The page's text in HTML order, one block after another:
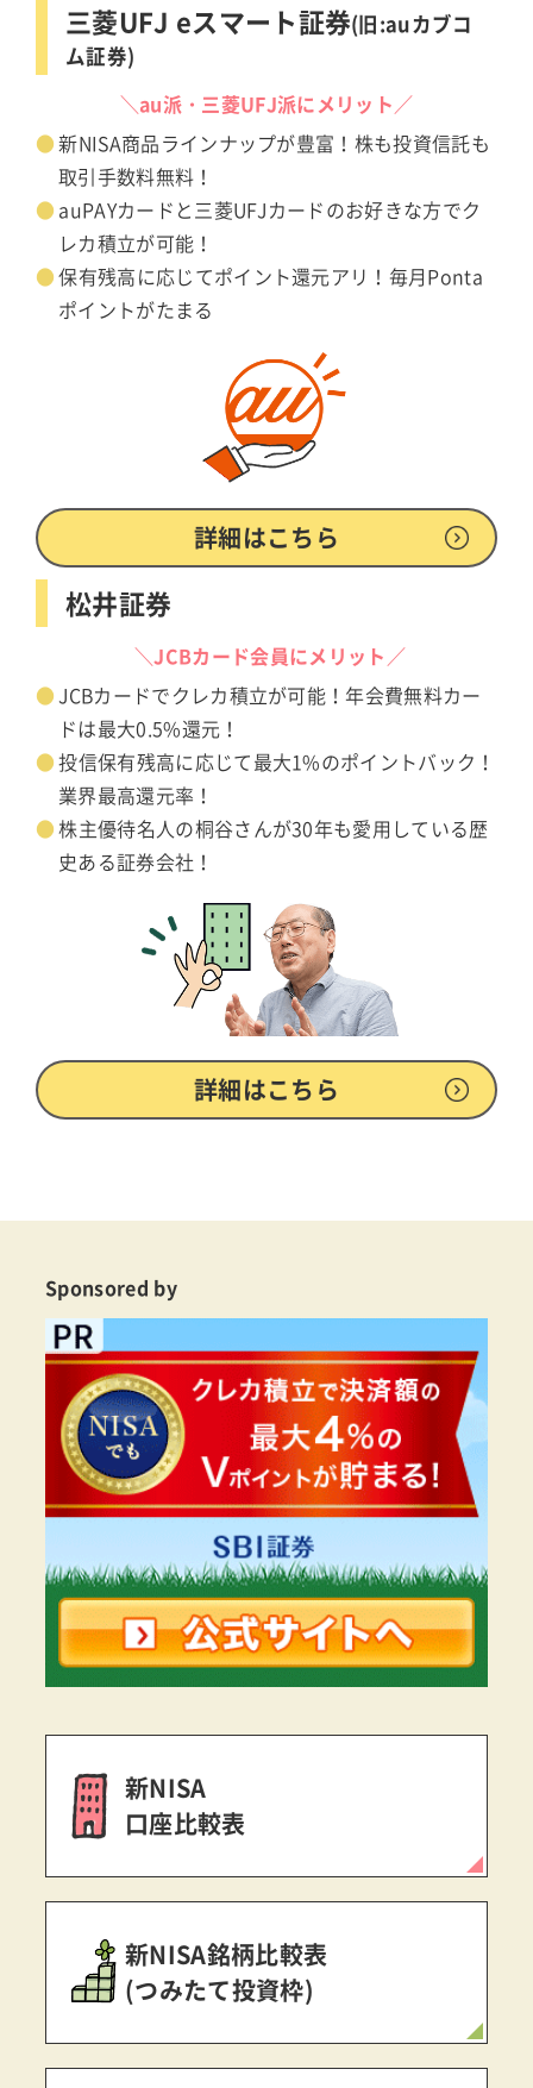
三菱UFJ eスマート証券(旧:auカブコ
ム証券)
＼au派・三菱UFJ派にメリット／
新NISA商品ラインナップが豊富！株も投資信託も
取引手数料無料！
auPAYカードと三菱UFJカードのお好きな方でク
レカ積立が可能！
保有残高に応じてポイント還元アリ！毎月Ponta
ポイントがたまる
詳細はこちら
松井証券
＼JCBカード会員にメリット／
JCBカードでクレカ積立が可能！年会費無料カー
ドは最大0.5%還元！
投信保有残高に応じて最大1%のポイントバック！
業界最高還元率！
株主優待名人の桐谷さんが30年も愛用している歴
史ある証券会社！
詳細はこちら
Sponsored by
新NISA
口座比較表
新NISA銘柄比較表
(つみたて投資枠)